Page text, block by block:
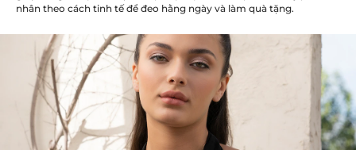
nhân theo cách tinh tế để đeo hằng ngày và làm quà tặng.